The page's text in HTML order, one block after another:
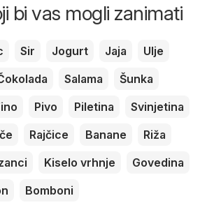
bi vas mogli zanimati
Sir Jogurt Jaja
Ulje
Salama
Šunka
Pivo Piletina
Svinjetina
Rajčice Banane
Riža
Kiselo vrhnje
Govedina
Bomboni